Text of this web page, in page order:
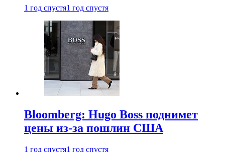
1 год спустя1 год спустя
Bloomberg: Hugo Boss поднимет
цены из-за пошлин США
1 год спустя1 год спустя